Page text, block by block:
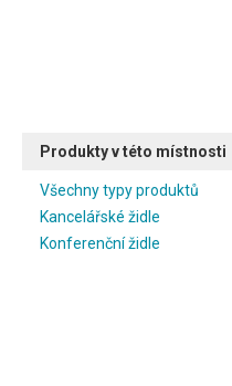
Produkty v této místnosti
Všechny typy produktů
Kancelářské židle
Konferenční židle